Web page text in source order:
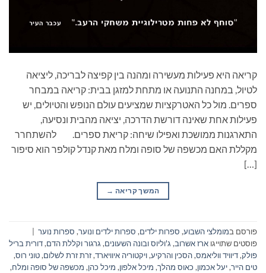
קריאה היא פעילות מעשירה ומהנה בין קפיצה לבריכה, ליציאה
לטיול, במחנה התנועה או מתחת למזגן בבית: קריאה במבחר
ספרים. מול כל האטרקציות שמציעים עולם הנופש והטיולים, יש
פעילות אחת שאינה דורשת הדרכה, יציאה מהבית ונסיעה,
התארגנות ממושכת ואפילו שיחה: קריאת ספרים. להשתחרר
מקללת האם מכשפה של סופה ומלח מאת קנדל קולפר הוא סיפור
[…]
המשך קריאה →
פורסם במומלצי השבוע, ספרות ילדים, ספרות ילדים ונוער, ספרות נוער
פוסטים שתוייגו ארז אשרוב, ג'וליוס ובונה השעונים, גרגור וקללת הדם,דורית בריל
פולק,דיוויד ווליאמס,הסכין והרקיע,ויקטוריה איוויארד,זרת זרת לשלום,טוני רוס,
טים הייר,יעל אכמון, כאוס מהלך, מיכל אלפון, מיכל כהן, מכשפה של סופה ומלח,